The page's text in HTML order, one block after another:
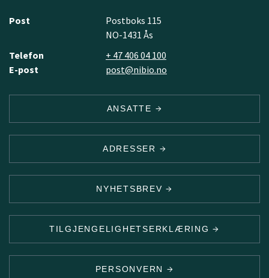
Post
Postboks 115
NO-1431 Ås
Telefon
+ 47 406 04 100
E-post
post@nibio.no
ANSATTE
ADRESSER
NYHETSBREV
TILGJENGELIGHETSERKLÆRING
PERSONVERN